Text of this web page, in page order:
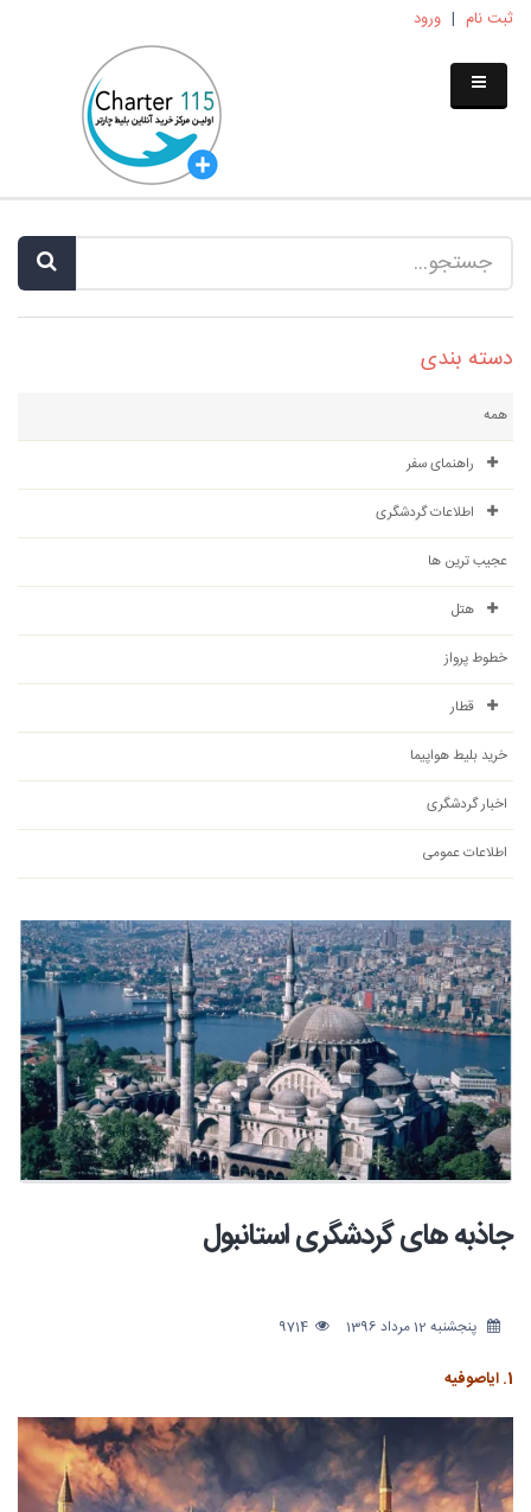
ثبت نام | ورود
دسته بندی
همه
راهنمای سفر
اطلاعات گردشگری
عجیب ترین ها
هتل
خطوط پرواز
قطار
خرید بلیط هواپیما
اخبار گردشگری
اطلاعات عمومی
جاذبه های گردشگری استانبول
پنجشنبه 12 مرداد 1396
1. ایاصوفیه